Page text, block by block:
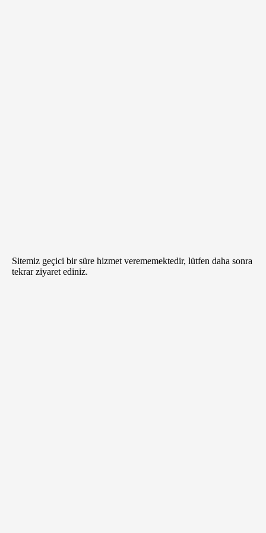
Sitemiz geçici bir süre hizmet verememektedir, lütfen daha sonra
tekrar ziyaret ediniz.